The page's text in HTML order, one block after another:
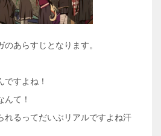
あらすじとなります。
ですよね！
んて！
れるってだいぶリアルですよね汗